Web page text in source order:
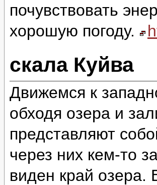
почувствовать
хорошую погоду.
скала Куйва
Движемся к
обходя озера и
представляют
через них кем-то
виден край озера.